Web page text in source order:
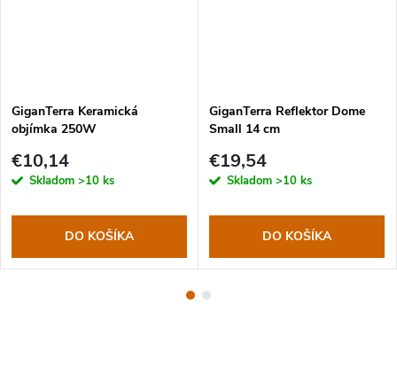
GiganTerra Keramická
objímka 250W
€10,14
Skladom >10 ks
DO KOŠÍKA
GiganTerra Reflektor Dome
Small 14 cm
€19,54
Skladom >10 ks
DO KOŠÍKA